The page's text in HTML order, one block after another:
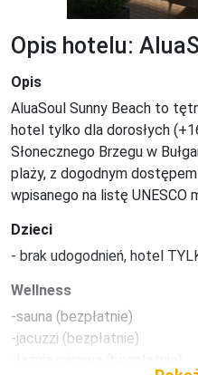
Opis hotelu:
Opis
AluaSoul Sunny Beach to
hotel tylko dla dorosłych
Słonecznego Brzegu w
plaży, z dogodnym
wpisanego na listę UNESCO
Dzieci
- brak udogodnień, hotel
Wellness
-sauna (bezpłatnie)
-jacuzzi (bezpłatnie)